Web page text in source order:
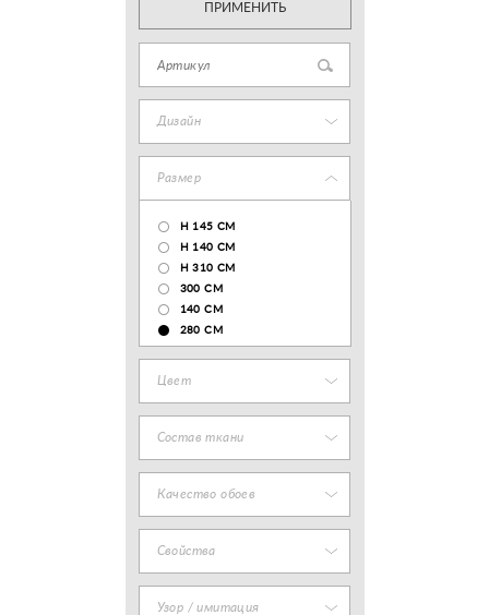
ПРИМЕНИТЬ
Дизайн
Размер
H 145 CM
H 140 CM
H 310 CM
300 CM
140 CМ
280 CM
Цвет
Состав ткани
Качество обоев
Свойства
Узор / имитация